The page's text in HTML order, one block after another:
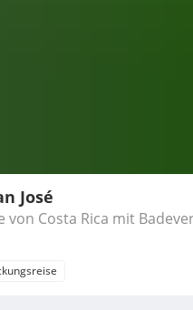
José
von Costa Rica mit